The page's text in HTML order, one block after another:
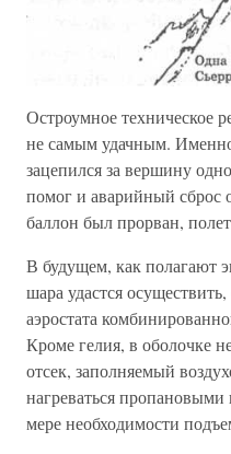
Остроумное техническое
не самым удачным.
зацепился за вершину
помог и аварийный
баллон был прорван,
В будущем, как полагают
шара удастся
аэростата
Кроме гелия, в оболочке
отсек, заполняемый
нагреваться
мере необходимости